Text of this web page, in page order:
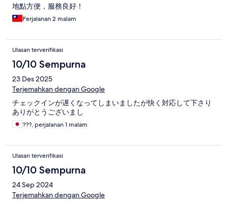
地點方便，服務良好！
Perjalanan 2 malam
Ulasan terverifikasi
10/10 Sempurna
23 Des 2025
Terjemahkan dengan Google
チェックインが遅くなってしまいましたが快く対応して下さり
ありがとうございまし
???, perjalanan 1 malam
Ulasan terverifikasi
10/10 Sempurna
24 Sep 2024
Terjemahkan dengan Google